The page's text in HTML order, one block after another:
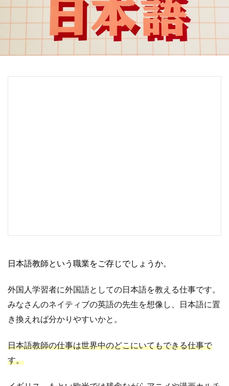
日本語教師という職業をご存じでしょうか。
外国人学習者に外国語としての日本語を教える仕事です。
みなさんのネイティブの英語の先生を想像し、日本語に置
き換えれば分かりやすいかと。
日本語教師の仕事は世界中のどこにいてもできる仕事で
す。